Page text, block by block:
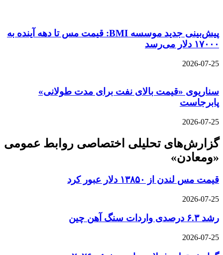
پیش‌بینی جدید موسسه BMI: قیمت مس تا دهه آینده به
۱۷۰۰۰ دلار می‌رسد
2026-07-25
سناریوی «قیمت بالای نفت برای مدت طولانی»
پابرجاست
2026-07-25
گزارش‌های تحلیلی اختصاصی روابط عمومی
«ومعادن»
قیمت مس لندن از ۱۳۸۵۰ دلار عبور کرد
2026-07-25
رشد ۶.۳ درصدی واردات سنگ آهن چین
2026-07-25